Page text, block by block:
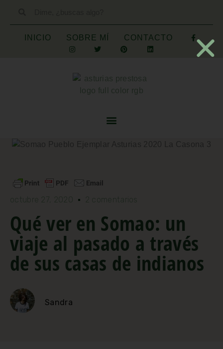
INICIO SOBRE MÍ CONTACTO
Qué ver en Somao: un
viaje al pasado a través
de sus casas de indianos
Sandra